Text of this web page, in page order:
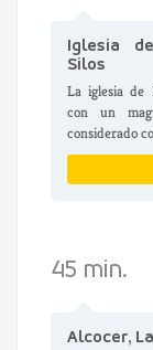
Iglesia
Silos
La iglesia de
con un
considerado
45 min.
Alcocer,